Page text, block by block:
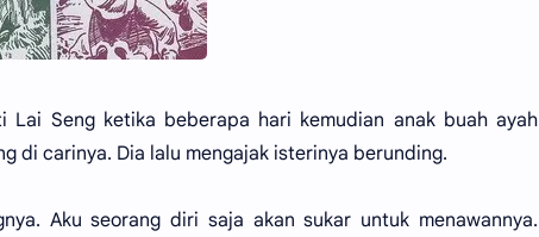
Seng ketika beberapa hari kemudian anak buah ayah
di carinya. Dia lalu mengajak isterinya berunding.
Aku seorang diri saja akan sukar untuk menawannya.